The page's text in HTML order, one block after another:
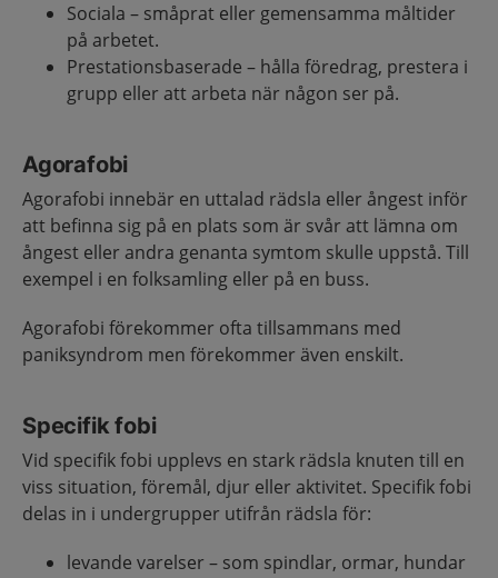
Sociala – småprat eller gemensamma måltider
på arbetet.
Prestationsbaserade – hålla föredrag, prestera i
grupp eller att arbeta när någon ser på.
Agorafobi
Agorafobi innebär en uttalad rädsla eller ångest inför
att befinna sig på en plats som är svår att lämna om
ångest eller andra genanta symtom skulle uppstå. Till
exempel i en folksamling eller på en buss.
Agorafobi förekommer ofta tillsammans med
paniksyndrom men förekommer även enskilt.
Specifik fobi
Vid specifik fobi upplevs en stark rädsla knuten till en
viss situation, föremål, djur eller aktivitet. Specifik fobi
delas in i undergrupper utifrån rädsla för:
levande varelser – som spindlar, ormar, hundar